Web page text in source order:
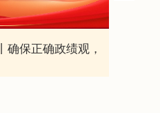
保正确政绩观，